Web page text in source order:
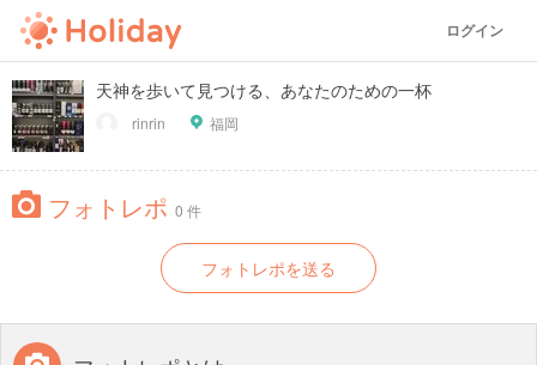
ログイン
天神を歩いて見つける、あなたのための一杯
rinrin 福岡
フォトレポ 0 件
フォトレポを送る